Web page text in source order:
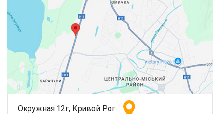
Окружная 12г, Кривой Рог